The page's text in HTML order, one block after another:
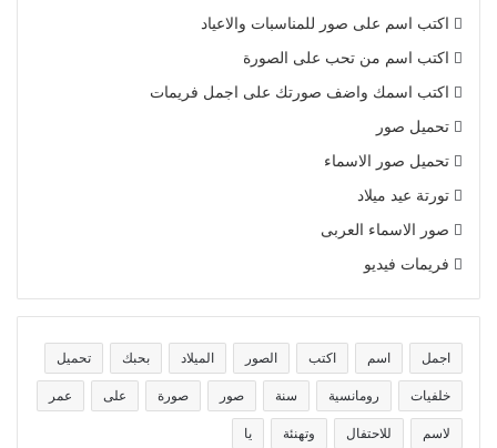
اكتب اسم على صور للمناسبات والاعياد
اكتب اسم من تحب على الصورة
اكتب اسمك واضف صورتك على اجمل فريمات
تحميل صور
تحميل صور الاسماء
تورتة عيد ميلاد
صور الاسماء العربى
فريمات فيديو
اجمل اسم اكتب الصور الميلاد بحبك تحميل
خلفيات رومانسية سنة صور صورة على عمر
لاسم للاحتفال وتهنئة يا